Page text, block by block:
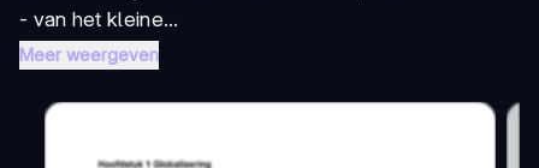
- van het kleine...
Meer weergeven